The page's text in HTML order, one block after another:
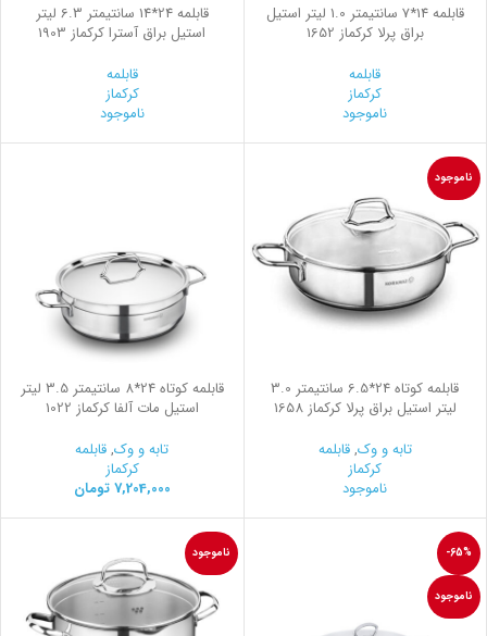
قابلمه 14*7 سانتیمتر 1.0 لیتر استیل
براق پرلا کرکماز 1652
قابلمه
کرکماز
ناموجود
قابلمه 24*14 سانتیمتر 6.3 لیتر
استیل براق آسترا کرکماز 1903
قابلمه
کرکماز
ناموجود
ناموجود
قابلمه کوتاه 24*6.5 سانتیمتر 3.0
لیتر استیل براق پرلا کرکماز 1658
تابه و وک,قابلمه
کرکماز
ناموجود
قابلمه کوتاه 24*8 سانتیمتر 3.5 لیتر
استیل مات آلفا کرکماز 1022
تابه و وک,قابلمه
کرکماز
7,204,000 تومان
-65%
ناموجود
ناموجود